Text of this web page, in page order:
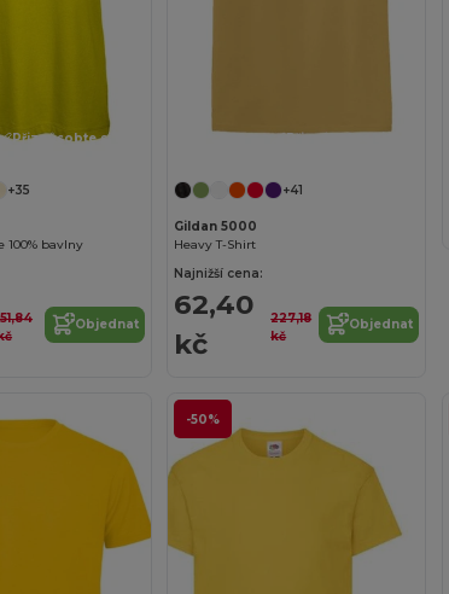
Přizpůsobte si to!
+35
100% bavlny
Objednat
Přizpůsobte si to!
+41
Gildan 5000
Heavy T-Shirt
Najnižší cena:
62,40
kč
227,18
kč
Objednat
-50%